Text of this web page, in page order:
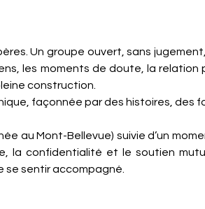
Un groupe ouvert, sans
les moments de doute, la
construction.
façonnée par des histoires, des
au Mont-Bellevue) suivie d’un
la confidentialité et le soutien
se sentir accompagné.